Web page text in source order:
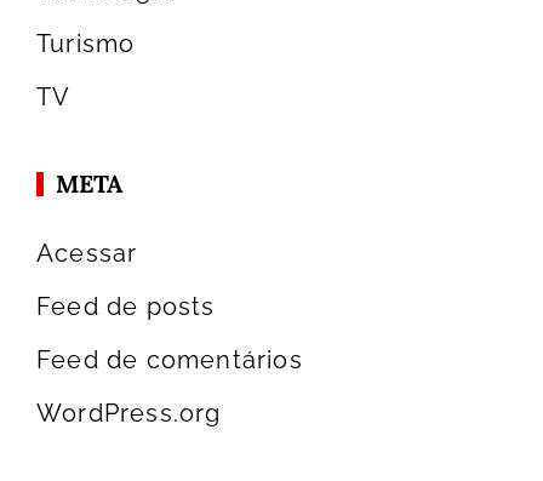
Turismo
TV
META
Acessar
Feed de posts
Feed de comentários
WordPress.org